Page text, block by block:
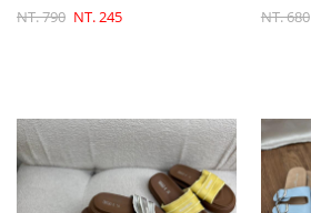
NT. 790 NT. 245
NT. 680